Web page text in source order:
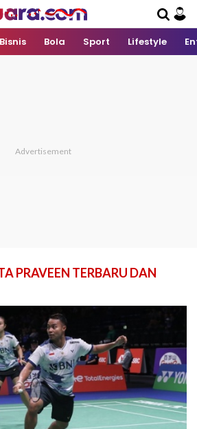
Bisnis Bola Sport Lifestyle
PRAVEEN TERBARU DAN